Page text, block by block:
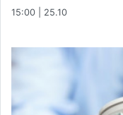
15:00 | 25.10